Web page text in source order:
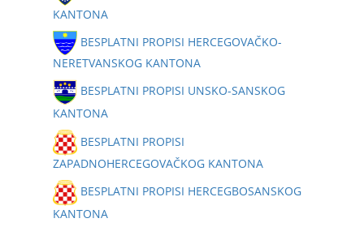
KANTONA
BESPLATNI PROPISI HERCEGOVAČKO-
NERETVANSKOG KANTONA
BESPLATNI PROPISI UNSKO-SANSKOG
KANTONA
BESPLATNI PROPISI
ZAPADNOHERCEGOVAČKOG KANTONA
BESPLATNI PROPISI HERCEGBOSANSKOG
KANTONA